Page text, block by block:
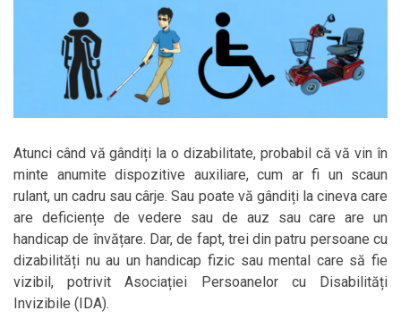
Atunci când vă gândiți la o dizabilitate, probabil că vă vin în
minte anumite dispozitive auxiliare, cum ar fi un scaun
rulant, un cadru sau cârje. Sau poate vă gândiți la cineva care
are deficiențe de vedere sau de auz sau care are un
handicap de învățare. Dar, de fapt, trei din patru persoane cu
dizabilități nu au un handicap fizic sau mental care să fie
vizibil, potrivit Asociației Persoanelor cu Disabilități
Invizibile (IDA).